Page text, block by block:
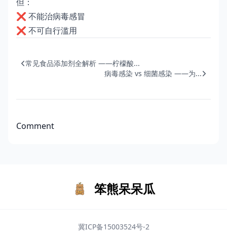
❌ 不能治病毒感冒
❌ 不可自行滥用
常见食品添加剂全解析 ——柠檬酸...
病毒感染 vs 细菌感染 ——为...
Comment
笨熊呆呆瓜
冀ICP备15003524号-2